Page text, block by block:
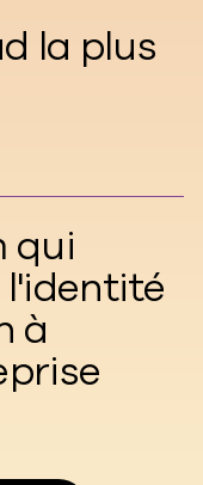
la plus
qui
à